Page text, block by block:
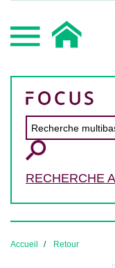
RECHERCHE
Accueil Retour